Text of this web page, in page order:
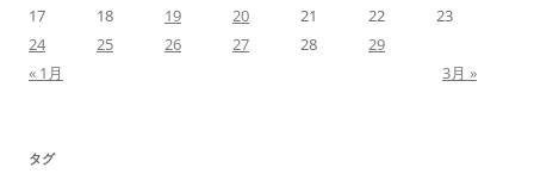
17
18 19 20 21 22
23
24
25 26 27 28
29
« 1月
3月 »
タグ